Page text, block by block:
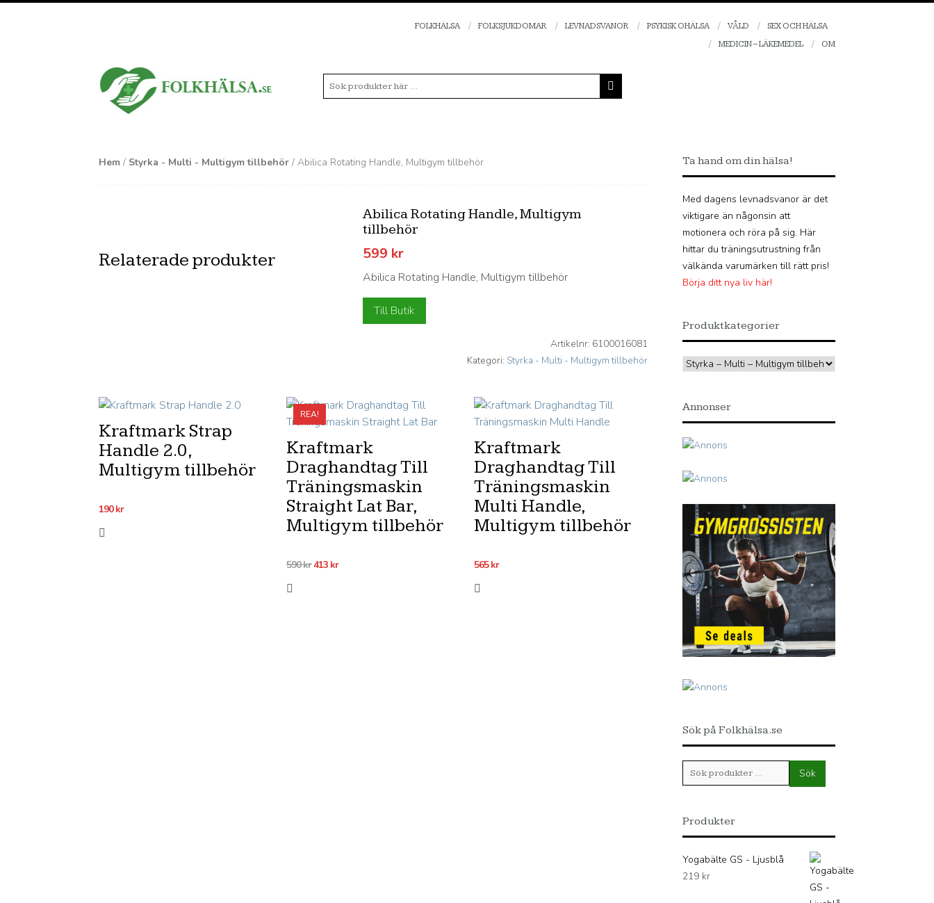
FOLKHÄLSA FOLKSJUKDOMAR LEVNADSVANOR PSYKISK OHÄLSA VÅLD
SEX OCH HÄLSA
MEDICIN – LÄKEMEDEL
OM
Hem / Styrka - Multi - Multigym tillbehör / Abilica Rotating Handle, Multigym tillbehör
Abilica Rotating Handle, Multigym
tillbehör
599 kr
Abilica Rotating Handle, Multigym tillbehör
Till Butik
Artikelnr: 6100016081
Kategori: Styrka - Multi - Multigym tillbehör
Relaterade produkter
Kraftmark Strap
Handle 2.0,
Multigym tillbehör
190kr
REA!
Kraftmark
Draghandtag Till
Träningsmaskin
Straight Lat Bar,
Multigym tillbehör
590krDet
413 krDet
Kraftmark
Draghandtag Till
Träningsmaskin
Multi Handle,
Multigym tillbehör
565kr
Ta hand om din hälsa!
Med dagens levnadsvanor är det
viktigare än någonsin att
motionera och röra på sig. Här
hittar du träningsutrustning från
välkända varumärken till rätt pris!
Börja ditt nya liv här!
Produktkategorier
Annonser
Sök på Folkhälsa.se
Sök
efter:
Sök
Produkter
Yogabälte GS - Ljusblå
219 kr